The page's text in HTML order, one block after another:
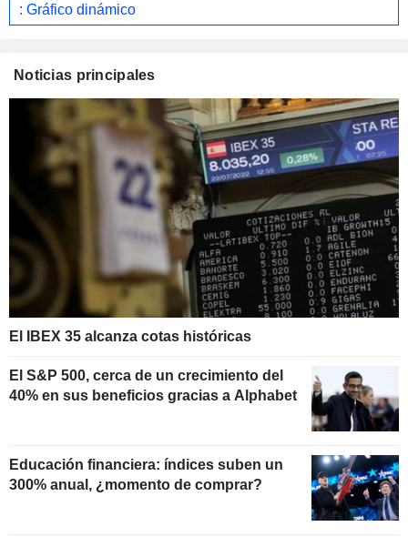
: Gráfico dinámico
Noticias principales
El IBEX 35 alcanza cotas históricas
El S&P 500, cerca de un crecimiento del
40% en sus beneficios gracias a Alphabet
Educación financiera: índices suben un
300% anual, ¿momento de comprar?